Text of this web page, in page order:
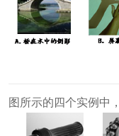
图所示的四个实